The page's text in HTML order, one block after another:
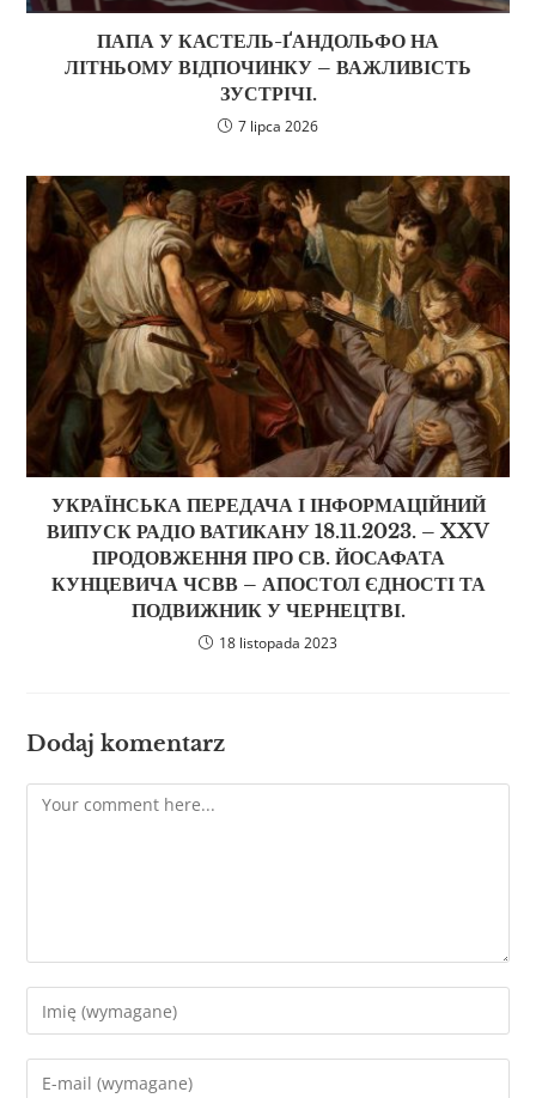
ПАПА У КАСТЕЛЬ-ҐАНДОЛЬФО НА
ЛІТНЬОМУ ВІДПОЧИНКУ – ВАЖЛИВІСТЬ
ЗУСТРІЧІ.
7 lipca 2026
УКРАЇНСЬКА ПЕРЕДАЧА І ІНФОРМАЦІЙНИЙ
ВИПУСК РАДІО ВАТИКАНУ 18.11.2023. – XXV
ПРОДОВЖЕННЯ ПРО СВ. ЙОСАФАТА
КУНЦЕВИЧА ЧСВВ – АПОСТОЛ ЄДНОСТІ ТА
ПОДВИЖНИК У ЧЕРНЕЦТВІ.
18 listopada 2023
Dodaj komentarz